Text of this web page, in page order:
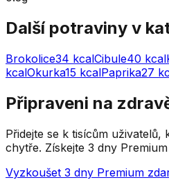
Další potraviny v
Brokolice34 kcalCibule40 kcal
kcalOkurka15 kcalPaprika27
Připraveni na
Přidejte se k tisícům uživatelů,
chytře. Získejte 3 dny
Vyzkoušet 3 dny Premium